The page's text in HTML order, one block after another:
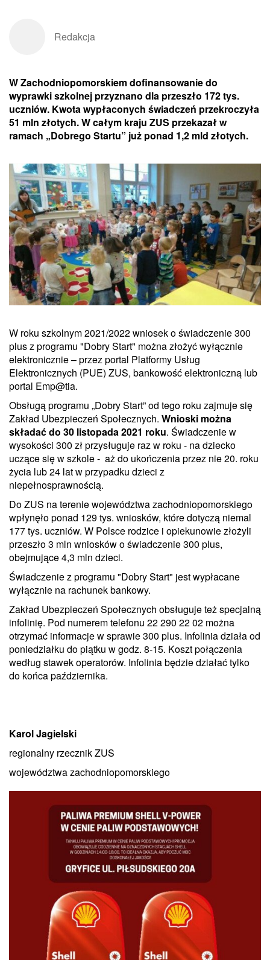
Redakcja
W Zachodniopomorskiem dofinansowanie do
wyprawki szkolnej przyznano dla przeszło 172 tys.
uczniów. Kwota wypłaconych świadczeń przekroczyła
51 mln złotych. W całym kraju ZUS przekazał w
ramach „Dobrego Startu” już ponad 1,2 mld złotych.
W roku szkolnym 2021/2022 wniosek o świadczenie 300
plus z programu "Dobry Start" można złożyć wyłącznie
elektronicznie – przez portal Platformy Usług
Elektronicznych (PUE) ZUS, bankowość elektroniczną lub
portal Emp@tia.
Obsługą programu „Dobry Start” od tego roku zajmuje się
Zakład Ubezpieczeń Społecznych. Wnioski można
składać do 30 listopada 2021 roku. Świadczenie w
wysokości 300 zł przysługuje raz w roku - na dziecko
uczące się w szkole - aż do ukończenia przez nie 20. roku
życia lub 24 lat w przypadku dzieci z
niepełnosprawnością.
Do ZUS na terenie województwa zachodniopomorskiego
wpłynęło ponad 129 tys. wniosków, które dotyczą niemal
177 tys. uczniów. W Polsce rodzice i opiekunowie złożyli
przeszło 3 mln wniosków o świadczenie 300 plus,
obejmujące 4,3 mln dzieci.
Świadczenie z programu "Dobry Start" jest wypłacane
wyłącznie na rachunek bankowy.
Zakład Ubezpieczeń Społecznych obsługuje też specjalną
infolinię. Pod numerem telefonu 22 290 22 02 można
otrzymać informacje w sprawie 300 plus. Infolinia działa od
poniedziałku do piątku w godz. 8-15. Koszt połączenia
według stawek operatorów. Infolinia będzie działać tylko
do końca października.
Karol Jagielski
regionalny rzecznik ZUS
województwa zachodniopomorskiego